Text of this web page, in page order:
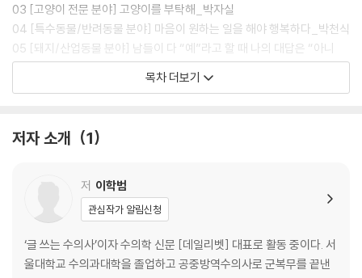
03 [고양이 전문 분야] 고양이를 부탁해_박자실
04 [특수동물/반려동물 분야] 마음이 원하는 일을 해야 행복하다_박천식
05 [돼지/산업동물 분야] 남들이 다 “예”라고 할 때 나의 대답은 “아니
요”_최종영
06 [소/산업동물 분야] 언제나 푸른 상록수처럼 농촌 발전의 기수가 되고
08 [해양동물 분야] 네가 떠난다면 그곳이 바다였으면…_홍원희
10 [동물원/관람 동물 분야] 동물원의 동물들, 단순히 구경거리가 아니랍
11 [야생동물 분야] 야생동물과 더불어 살아가기_김희종
12 [치과 분야] 치과 전문 병원의 문을 열다_김춘근
13 [안과 분야] 오직 ‘안과만을 위한’ 동물병원_안재상
목차 더보기
저자 소개 1
저 이학범
관심작가 알림신청
‘글 쓰는 수의사’이자 수의학 신문 [데일리벳] 대표로 활동 중이다. 서
울대학교 수의과대학을 졸업하고 공중방역수의사로 군복무를 끝낸